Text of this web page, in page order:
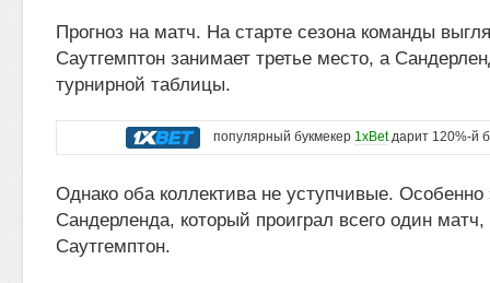
Прогноз на матч. На старте сезона команды
Саутгемптон занимает третье место, а
турнирной таблицы.
популярный букмекер 1xBetдарит 120%-й
Однако оба коллектива не уступчивые. Особенно
Сандерленда, который проиграл всего один
Саутгемптон.